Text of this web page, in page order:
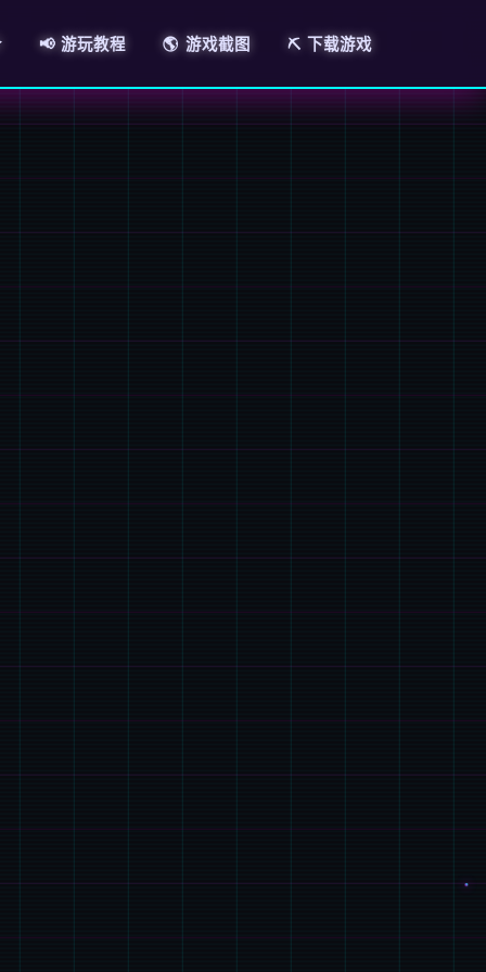
📢 游玩教程 🌎 游戏截图 ⛏️ 下载游戏